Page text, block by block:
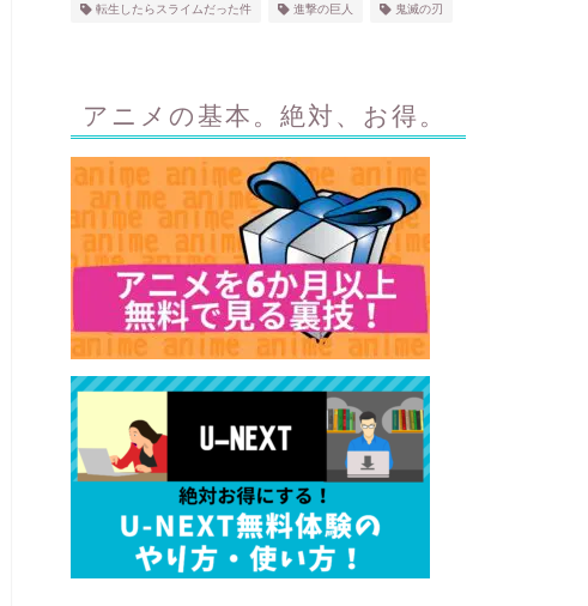
転生したらスライムだった件 進撃の巨人 鬼滅の刃
アニメの基本。絶対、お得。